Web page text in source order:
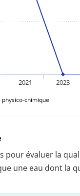
chimique
2021 2023
pour évaluer la
une eau dont la